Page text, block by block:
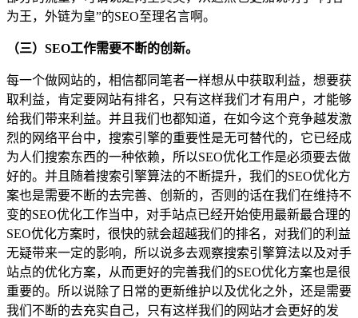
为王，外链为皇”的SEO至理名言啊。
（三）SEO工作需要不断的创新。
每一个做网站的，相信都同笔者一样想从中获取利益，想要获
取利益，肯定要网站有排名，只有这样我们才有用户，才能够
给我们带来利益。并且我们也都知道，在如今这个竞争越发激
烈的网络平台中，搜索引擎的重要性是无可替代的，它已经成
为人们搜索东西的一种依赖，所以SEO优化工作是必须要去做
好的。并且随着搜索引擎算法的不断提升，我们的SEO优化方
案也是需要不断的去完善、创新的，否则的话在我们在维持不
变的SEO优化工作当中，对手站点已经开始使用最新最合理的
SEO优化方案时，很快的就会超越我们的排名，对我们的利益
无疑带来一定的影响，所以说多去观察搜索引擎算法以及对手
站点的优化方案，从而更好的完善我们的SEO优化方案也是很
重要的。所以说除了日常的更新维护以及优化之外，还是需要
我们不断的去充实自己，只有这样我们的网站才会更好的发